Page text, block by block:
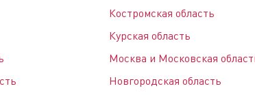
Костромская область
Курская область
Москва и Московская
Новгородская область
тракт, 192 А